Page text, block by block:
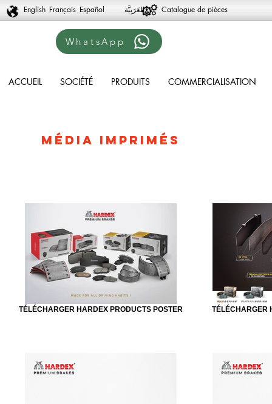
English Français Español العَرَبِيَّة‎‎ Catalogue de pièces
WhatsApp
MÉDIA IMPRIMÉS
TÉLÉCHARGER HARDEX PRODUCTS POSTER TÉLÉCHARGER
ACCUEIL SOCIÉTÉ PRODUITS COMMERCIALISATION